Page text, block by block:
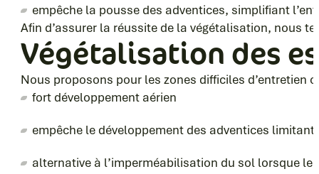
empêche la pousse des adventices, simplifiant
Afin d’assurer la réussite de la végétalisation, nous
Végétalisation des
Nous proposons pour les zones difficiles d’entretien
fort développement aérien
empêche le développement des adventices
alternative à l’imperméabilisation du sol lorsque